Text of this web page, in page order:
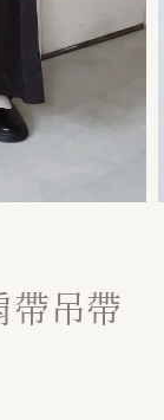
帶吊帶